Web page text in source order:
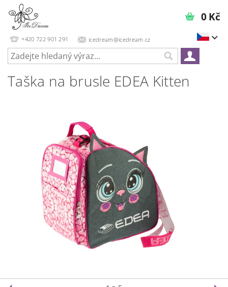
+420 722 901 291 icedream@icedream.cz
0 Kč
Taška na brusle EDEA Kitten